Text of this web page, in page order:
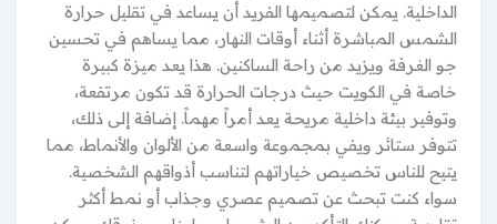
الداخلية. يمكن لتصميمها الفريد أن يساعد في تقليل حرارة
الشمس المباشرة أثناء أوقات النهار، مما يساهم في تحسين
جو الغرفة ويزيد من راحة الساكنين. هذا يعد ميزة كبيرة
خاصة في الكويت حيث درجات الحرارة قد تكون مرتفعة،
وتوفير بيئة داخلية مريحة يعد أمراً مهماً. إضافة إلى ذلك،
تتوفر ستائر ويفي بمجموعة واسعة من الألوان والأنماط، مما
يتيح للناس تخصيص خياراتهم لتناسب أذواقهم الشخصية.
سواء كنت تبحث عن تصميم عصري وجذاب أو نمط أكثر